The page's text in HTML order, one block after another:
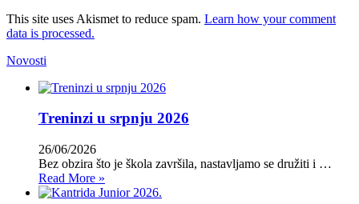
This site uses Akismet to reduce spam. Learn how your comment
data is processed.
Novosti
Treninzi u srpnju 2026
26/06/2026
Bez obzira što je škola završila, nastavljamo se družiti i …
Read More »